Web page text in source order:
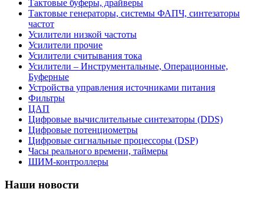
Тактовые буферы, драйверы
Тактовые генераторы, системы ФАПЧ, синтезаторы
частот
Усилители низкой частоты
Усилители прочие
Усилители считывания тока
Усилители – Инструментальные, Операционные,
Буферные
Устройства управления источниками питания
Фильтры
ЦАП
Цифровые вычислительные синтезаторы (DDS)
Цифровые потенциометры
Цифровые сигнальные процессоры (DSP)
Часы реального времени, таймеры
ШИМ-контроллеры
Наши новости